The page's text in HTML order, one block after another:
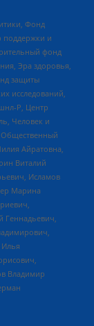
Фонд
поддержки и
фонд
Эра здоровья,
защиты
исследований,
Р, Центр
Человек и
Общественный
Айратовна,
Виталий
Исламов
Марина
Геннадьевич,
Владимир